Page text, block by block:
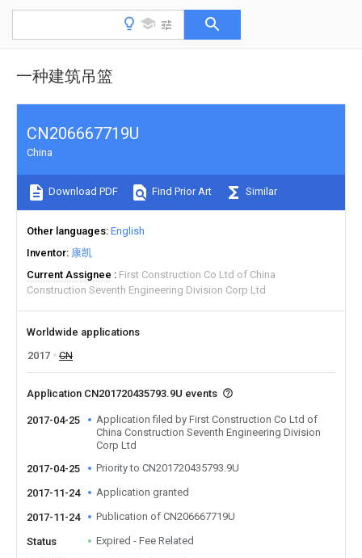
一种建筑吊篮
CN206667719U
China
Download PDF Find Prior Art Similar
Other languages English
Inventor 康凯
Current Assignee
First Construction Co Ltd of China
Construction Seventh Engineering Division Corp Ltd
Worldwide applications
2017
CN
Application CN201720435793.9U events
2017-04-25
Application filed by First Construction Co Ltd of
China Construction Seventh Engineering Division
Corp Ltd
2017-04-25
Priority to CN201720435793.9U
2017-11-24 Application granted
2017-11-24 Publication of CN206667719U
Status Expired - Fee Related